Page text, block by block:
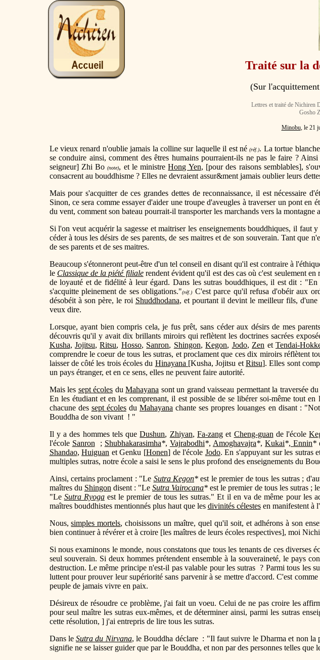
Traité sur la
(Sur
Lettres et traité de Nichiren
Gosho
Minobu, le 21
Le vieux renard n'oublie jamais la colline sur laquelle il est né(réf.). La tortue
se conduire ainsi, comment des êtres humains pourraient-ils ne pas le faire ?
seigneur] Zhi Bo (note), et le ministreHong Yen, [pour des raisons semblables],
consacrent au bouddhisme ? Elles ne devraient assur&ment jamais oublier leurs
Mais pour s'acquitter de ces grandes dettes de reconnaissance, il est nécessaire
Sinon, ce sera comme essayer d'aider une troupe d'aveugles à traverser un pont
du vent, comment son bateau pourrait-il transporter les marchands vers la montagne
Si l'on veut acquérir la sagesse et maitriser les enseignements bouddhiques, il
céder à tous les désirs de ses parents, de ses maitres et de son souverain. Tant que
de ses parents et de ses maitres.
Beaucoup s'étonneront peut-être d'un tel conseil en disant qu'il est contraire à
le Classique de la piété filialerendent évident qu'il est des cas où c'est seulement
de loyauté et de fidélité à leur égard. Dans les sutras bouddhiques, il est dit : "En
s'acquitte pleinement de ses obligations."(réf.) C'est parce qu'il refusa d'obéir aux
désobéit à son père, le roi Shuddhodana, et pourtant il devint le meilleur fils, d'une
veux dire.
Lorsque, ayant bien compris cela, je fus prêt, sans céder aux désirs de mes
découvris qu'il y avait dix brillants miroirs qui reflètent les doctrines sacrées
Kusha, Jojitsu,Ritsu, Hosso, Sanron, Shingon,Kegon, Jodo, Zen etTendai-
comprendre le coeur de tous les sutras, et proclament que ces dix miroirs réflètent
laisser de côté les trois écoles du Hinayana [Kusha, Jojitsu et Ritsu]. Elles sont
un pays étranger, et en ce sens, elles ne peuvent faire autorité.
Mais les sept écoles duMahayana sont un grand vaisseau permettant la traversée
En les étudiant et en les comprenant, il est possible de se libérer soi-même tout
chacune des sept écolesduMahayana chante ses propres louanges en disant :
Bouddha de son vivant ! "
Il y a des hommes tels queDushun, Zhiyan, Fa-zang et Cheng-guan de l'école
l'école Sanron ; Shubhakarasimha*, Vajrabodhi*, Amoghavajra*,Kukai*,Ennin*
Shandao,Huiguan et Genku [Honen] de l'école Jodo. En s'appuyant sur les sutras
multiples sutras, notre école a saisi le sens le plus profond des enseignements du
Ainsi, certains proclament : "Le Sutra Kegon* est le premier de tous les sutras ;
maîtres du Shingon disent : "LeSutra Vairocana* est le premier de tous les sutras ;
"Le Sutra Ryogaest le premier de tous les sutras." Et il en va de même pour les
maîtres bouddhistes mentionnés plus haut que les divinités célestesen manifestent à
Nous,simples mortels, choisissons un maître, quel qu'il soit, et adhérons à son
bien continuer à révérer et à croire [les maîtres de leurs écoles respectives], moi
Si nous examinons le monde, nous constatons que tous les tenants de ces
seul souverain. Si deux hommes prétendent ensemble à la souveraineté, le pays
destruction. Le même principe n'est-il pas valable pour les sutras ? Parmi tous les
luttent pour prouver leur supériorité sans parvenir à se mettre d'accord. C'est
peuple de jamais vivre en paix.
Désireux de résoudre ce problème, j'ai fait un voeu. Celui de ne pas croire les
pour seul maître les sutras eux-mêmes, et de déterminer ainsi, parmi les sutras
cette résolution, ] j'ai entrepris de lire tous les sutras.
Dans leSutra du Nirvana, le Bouddha déclare : "Il faut suivre le Dharma et non la
signifie ne se laisser guider que par le Bouddha, et non par des personnes telles que